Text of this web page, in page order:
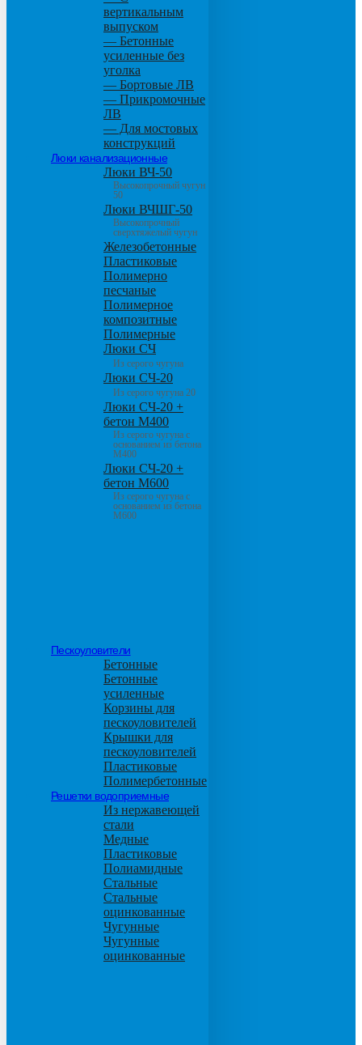
вертикальным
выпуском
— Бетонные
усиленные без
уголка
— Бортовые ЛВ
— Прикромочные
ЛВ
— Для мостовых
конструкций
Люки канализационные
Люки ВЧ-50
Высокопрочный чугун
50
Люки ВЧШГ-50
Высокопрочный
сверхтяжелый чугун
Железобетонные
Пластиковые
Полимерно
песчаные
Полимерное
композитные
Полимерные
Люки СЧ
Из серого чугуна
Люки СЧ-20
Из серого чугуна 20
Люки СЧ-20 +
бетон М400
Из серого чугуна с
основанием из бетона
М400
Люки СЧ-20 +
бетон М600
Из серого чугуна с
основанием из бетона
М600
Пескоуловители
Бетонные
Бетонные
усиленные
Корзины для
пескоуловителей
Крышки для
пескоуловителей
Пластиковые
Полимербетонные
Решетки водоприемные
Из нержавеющей
стали
Медные
Пластиковые
Полиамидные
Стальные
Стальные
оцинкованные
Чугунные
Чугунные
оцинкованные